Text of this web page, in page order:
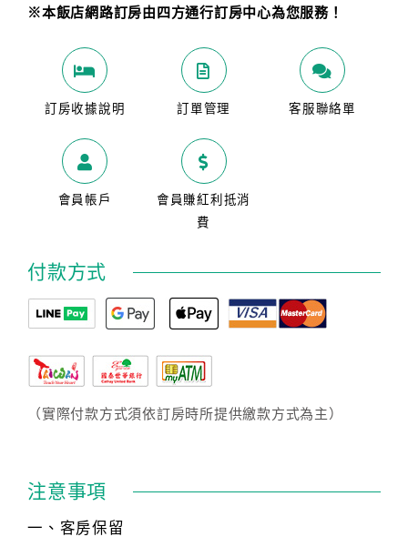
※本飯店網路訂房由四方通行訂房中心為您服務！
訂房收據說明 訂單管理 客服聯絡單
會員帳戶
會員賺紅利抵消
費
付款方式
（實際付款方式須依訂房時所提供繳款方式為主）
注意事項
一、客房保留